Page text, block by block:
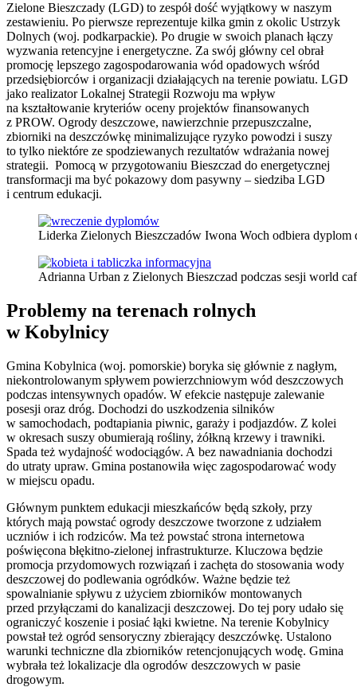
Zielone Bieszczady (LGD) to zespół dość wyjątkowy w naszym
zestawieniu. Po pierwsze reprezentuje kilka gmin z okolic Ustrzyk
Dolnych (woj. podkarpackie). Po drugie w swoich planach łączy
wyzwania retencyjne i energetyczne. Za swój główny cel obrał
promocję lepszego zagospodarowania wód opadowych wśród
przedsiębiorców i organizacji działających na terenie powiatu. LGD
jako realizator Lokalnej Strategii Rozwoju ma wpływ
na kształtowanie kryteriów oceny projektów finansowanych
z PROW. Ogrody deszczowe, nawierzchnie przepuszczalne,
zbiorniki na deszczówkę minimalizujące ryzyko powodzi i suszy
to tylko niektóre ze spodziewanych rezultatów wdrażania nowej
strategii. Pomocą w przygotowaniu Bieszczad do energetycznej
transformacji ma być pokazowy dom pasywny – siedziba LGD
i centrum edukacji.
Liderka Zielonych Bieszczadów Iwona Woch odbiera
Adrianna Urban z Zielonych Bieszczad podczas sesji world
Problemy na terenach rolnych
w Kobylnicy
Gmina Kobylnica (woj. pomorskie) boryka się głównie z nagłym,
niekontrolowanym spływem powierzchniowym wód deszczowych
podczas intensywnych opadów. W efekcie następuje zalewanie
posesji oraz dróg. Dochodzi do uszkodzenia silników
w samochodach, podtapiania piwnic, garaży i podjazdów. Z kolei
w okresach suszy obumierają rośliny, żółkną krzewy i trawniki.
Spada też wydajność wodociągów. A bez nawadniania dochodzi
do utraty upraw. Gmina postanowiła więc zagospodarować wody
w miejscu opadu.
Głównym punktem edukacji mieszkańców będą szkoły, przy
których mają powstać ogrody deszczowe tworzone z udziałem
uczniów i ich rodziców. Ma też powstać strona internetowa
poświęcona błękitno-zielonej infrastrukturze. Kluczowa będzie
promocja przydomowych rozwiązań i zachęta do stosowania wody
deszczowej do podlewania ogródków. Ważne będzie też
spowalnianie spływu z użyciem zbiorników montowanych
przed przyłączami do kanalizacji deszczowej. Do tej pory udało się
ograniczyć koszenie i posiać łąki kwietne. Na terenie Kobylnicy
powstał też ogród sensoryczny zbierający deszczówkę. Ustalono
warunki techniczne dla zbiorników retencjonujących wodę. Gmina
wybrała też lokalizacje dla ogrodów deszczowych w pasie
drogowym.